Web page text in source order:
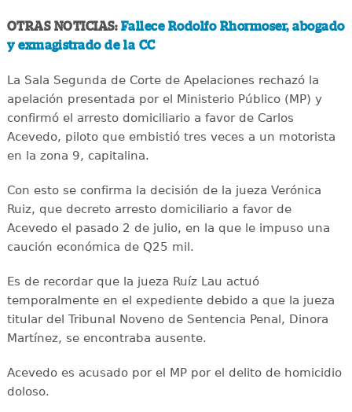
OTRAS NOTICIAS: Fallece Rodolfo Rhormoser, abogado
y exmagistrado de la CC
La Sala Segunda de Corte de Apelaciones rechazó la
apelación presentada por el Ministerio Público (MP) y
confirmó el arresto domiciliario a favor de Carlos
Acevedo, piloto que embistió tres veces a un motorista
en la zona 9, capitalina.
Con esto se confirma la decisión de la jueza Verónica
Ruiz, que decreto arresto domiciliario a favor de
Acevedo el pasado 2 de julio, en la que le impuso una
caución económica de Q25 mil.
Es de recordar que la jueza Ruíz Lau actuó
temporalmente en el expediente debido a que la jueza
titular del Tribunal Noveno de Sentencia Penal, Dinora
Martínez, se encontraba ausente.
Acevedo es acusado por el MP por el delito de homicidio
doloso.